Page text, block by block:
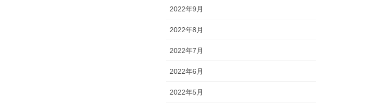
2022年9月
2022年8月
2022年7月
2022年6月
2022年5月